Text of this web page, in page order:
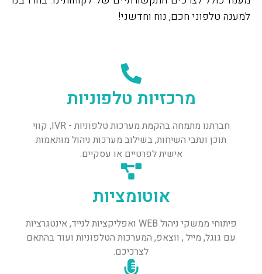
טלפוני חכם, נוח וחדשני!
מרכזיות טלפוניות
חברתנו מתמחה בהקמת מערכות טלפוניות - IVR, קווי
תוכן ונתבי השיחות, בשילוב מערכות ניהול מותאמות
אישית לפרטיים או עסקיים.
אוטומציות
פיתוחי ממשקי ניהול WEB ואפליקציות לנייד, אינטגרציות
עם גוגל, מייל , ווצאפ, המערכות הטלפוניות ועוד בהתאם
לצרכיכם.